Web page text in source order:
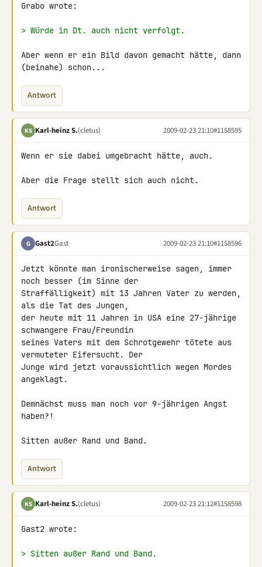
Grabo wrote:
> Würde in Dt. auch nicht verfolgt.
Aber wenn er ein Bild davon gemacht hätte, dann
(beinahe) schon...
Antwort
KS Karl-heinz S.(cletus) 2009-02-23 21:10#1158595
Wenn er sie dabei umgebracht hätte, auch.
Aber die Frage stellt sich auch nicht.
Antwort
G Gast2Gast 2009-02-23 21:10#1158596
Jetzt könnte man ironischerweise sagen, immer
noch besser (im Sinne der
Straffälligkeit) mit 13 Jahren Vater zu werden,
als die Tat des Jungen,
der heute mit 11 Jahren in USA eine 27-jährige
schwangere Frau/Freundin
seines Vaters mit dem Schrotgewehr tötete aus
vermuteter Eifersucht. Der
Junge wird jetzt voraussichtlich wegen Mordes
angeklagt.
Demnächst muss man noch vor 9-jährigen Angst
haben?!
Sitten außer Rand und Band.
Antwort
KS Karl-heinz S.(cletus) 2009-02-23 21:12#1158598
Gast2 wrote:
> Sitten außer Rand und Band.